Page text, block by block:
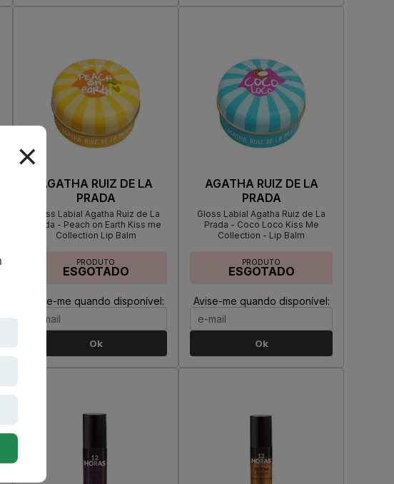
AGATHA RUIZ DE LA
PRADA
Gloss Labial Agatha Ruiz de La
Prada - Peach on Earth Kiss me
Collection Lip Balm
PRODUTO
ESGOTADO
Avise-me quando disponível:
Ok
AGATHA RUIZ DE LA
PRADA
Gloss Labial Agatha Ruiz de La
Prada - Coco Loco Kiss Me
Collection - Lip Balm
PRODUTO
ESGOTADO
Avise-me quando disponível:
Ok